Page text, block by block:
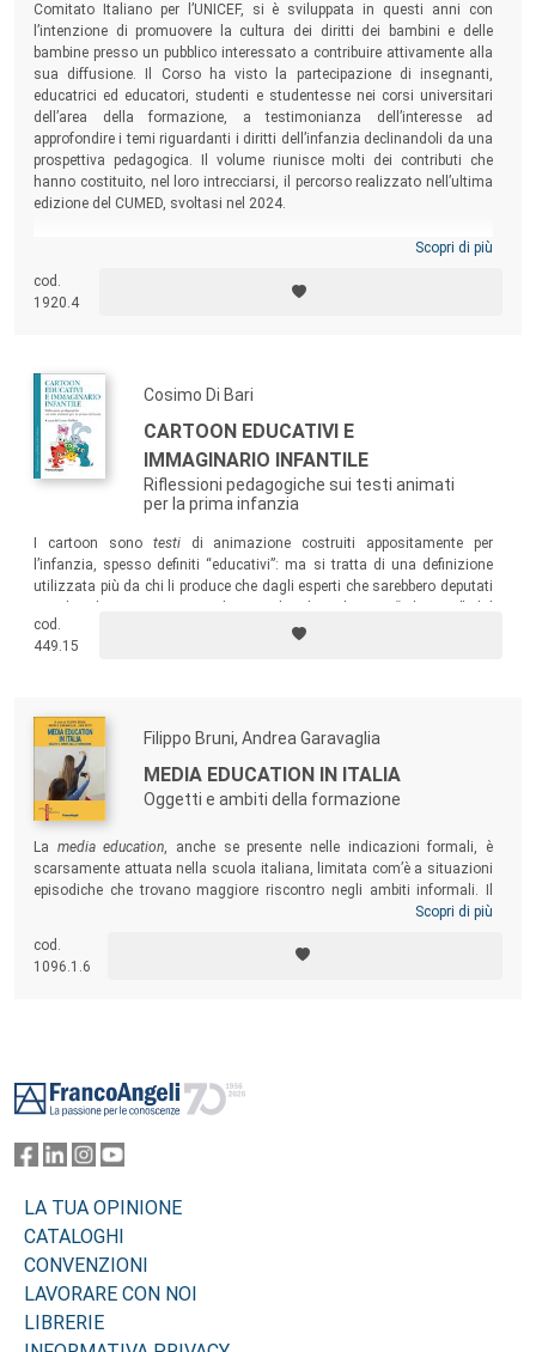
Comitato Italiano per l’UNICEF, si è sviluppata in questi anni con
l’intenzione di promuovere la cultura dei diritti dei bambini e delle
bambine presso un pubblico interessato a contribuire attivamente alla
sua diffusione. Il Corso ha visto la partecipazione di insegnanti,
educatrici ed educatori, studenti e studentesse nei corsi universitari
dell’area della formazione, a testimonianza dell’interesse ad
approfondire i temi riguardanti i diritti dell’infanzia declinandoli da una
prospettiva pedagogica. Il volume riunisce molti dei contributi che
hanno costituito, nel loro intrecciarsi, il percorso realizzato nell’ultima
edizione del CUMED, svoltasi nel 2024.
Scopri di più
cod.
1920.4
Cosimo Di Bari
CARTOON EDUCATIVI E
IMMAGINARIO INFANTILE
Riflessioni pedagogiche sui testi animati
per la prima infanzia
I cartoon sono testidi animazione costruiti appositamente per
l’infanzia, spesso definiti “educativi”: ma si tratta di una definizione
utilizzata più da chi li produce che dagli esperti che sarebbero deputati
punto di vista pedagogico?
cod.
449.15
Filippo Bruni, Andrea Garavaglia
MEDIA EDUCATION IN ITALIA
Oggetti e ambiti della formazione
La media education , anche se presente nelle indicazioni formali, è
scarsamente attuata nella scuola italiana, limitata com’è a situazioni
episodiche che trovano maggiore riscontro negli ambiti informali. Il
volume entra in profondità nella varietà del quadro italiano, tra
agli adulti, valorizzando una ricchezza e un potenziale pronto per
uscire dalle cornici sperimentali della ricerca e delle singole offerte
Scopri di più
cod.
1096.1.6
LA TUA OPINIONE
CATALOGHI
CONVENZIONI
LAVORARE CON NOI
LIBRERIE